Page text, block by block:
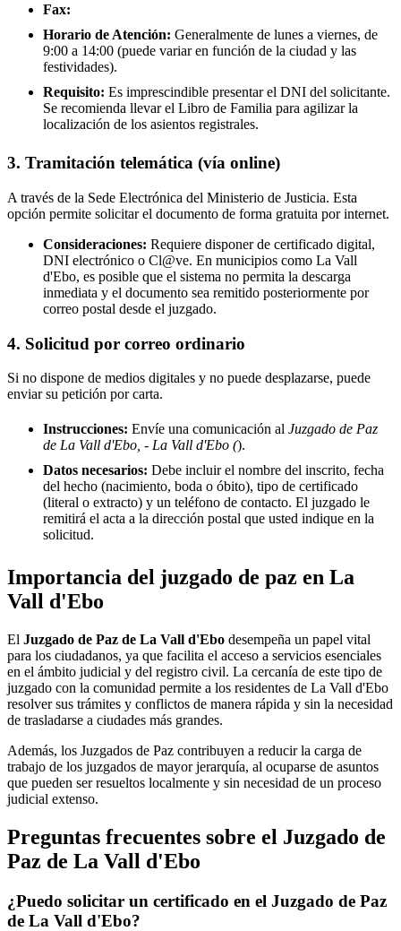
Fax:
Horario de Atención: Generalmente de lunes a viernes, de
9:00 a 14:00 (puede variar en función de la ciudad y las
festividades).
Requisito: Es imprescindible presentar el DNI del solicitante.
Se recomienda llevar el Libro de Familia para agilizar la
localización de los asientos registrales.
3. Tramitación telemática (vía online)
A través de la Sede Electrónica del Ministerio de Justicia. Esta
opción permite solicitar el documento de forma gratuita por internet.
Consideraciones: Requiere disponer de certificado digital,
DNI electrónico o Cl@ve. En municipios como La Vall
d'Ebo, es posible que el sistema no permita la descarga
inmediata y el documento sea remitido posteriormente por
correo postal desde el juzgado.
4. Solicitud por correo ordinario
Si no dispone de medios digitales y no puede desplazarse, puede
enviar su petición por carta.
Instrucciones: Envíe una comunicación al Juzgado de Paz
de La Vall d'Ebo, - La Vall d'Ebo ().
Datos necesarios: Debe incluir el nombre del inscrito, fecha
del hecho (nacimiento, boda o óbito), tipo de certificado
(literal o extracto) y un teléfono de contacto. El juzgado le
remitirá el acta a la dirección postal que usted indique en la
solicitud.
Importancia del juzgado de paz en La
Vall d'Ebo
El Juzgado de Paz de La Vall d'Ebo desempeña un papel vital
para los ciudadanos, ya que facilita el acceso a servicios esenciales
en el ámbito judicial y del registro civil. La cercanía de este tipo de
juzgado con la comunidad permite a los residentes de La Vall d'Ebo
resolver sus trámites y conflictos de manera rápida y sin la necesidad
de trasladarse a ciudades más grandes.
Además, los Juzgados de Paz contribuyen a reducir la carga de
trabajo de los juzgados de mayor jerarquía, al ocuparse de asuntos
que pueden ser resueltos localmente y sin necesidad de un proceso
judicial extenso.
Preguntas frecuentes sobre el Juzgado de
Paz de La Vall d'Ebo
¿Puedo solicitar un certificado en el Juzgado de Paz
de La Vall d'Ebo?